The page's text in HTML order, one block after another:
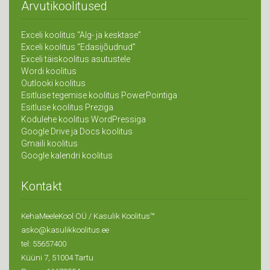
Arvutikoolitused
Exceli koolitus “Alg- ja kesktase”
Exceli koolitus “Edasijõudnud”
Exceli täiskoolitus asutustele
Wordi koolitus
Outlooki koolitus
Esitluse tegemise koolitus PowerPointiga
Esitluse koolitus Preziga
Kodulehe koolitus WordPressiga
Google Drive ja Docs koolitus
Gmaili koolitus
Google kalendri koolitus
Kontakt
KehaMeeleKool OÜ / Kasulik Koolitus™
asko@kasulikkoolitus.ee
tel: 55657400
Küüni 7, 51004 Tartu